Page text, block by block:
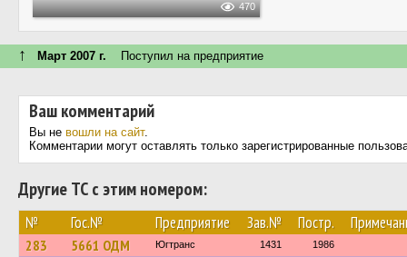
470
↑ Март 2007 г. Поступил на предприятие
Ваш комментарий
Вы не вошли на сайт.
Комментарии могут оставлять только зарегистрированные
Другие ТС с этим номером:
№ Гос.№ Предприятие Зав.№ Постр.
283 5661 ОДМ Югтранс 1431 1986